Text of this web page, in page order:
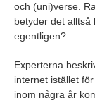
och (uni)verse.
betyder det alltså
egentligen?
Experterna
internet istället
inom några år